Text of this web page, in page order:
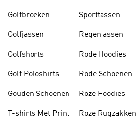
Golfbroeken
Golfjassen
Golfshorts
Golf Poloshirts
Gouden Schoenen
T-shirts Met Print
Sporttassen
Regenjassen
Rode Hoodies
Rode Schoenen
Roze Hoodies
Roze Rugzakken